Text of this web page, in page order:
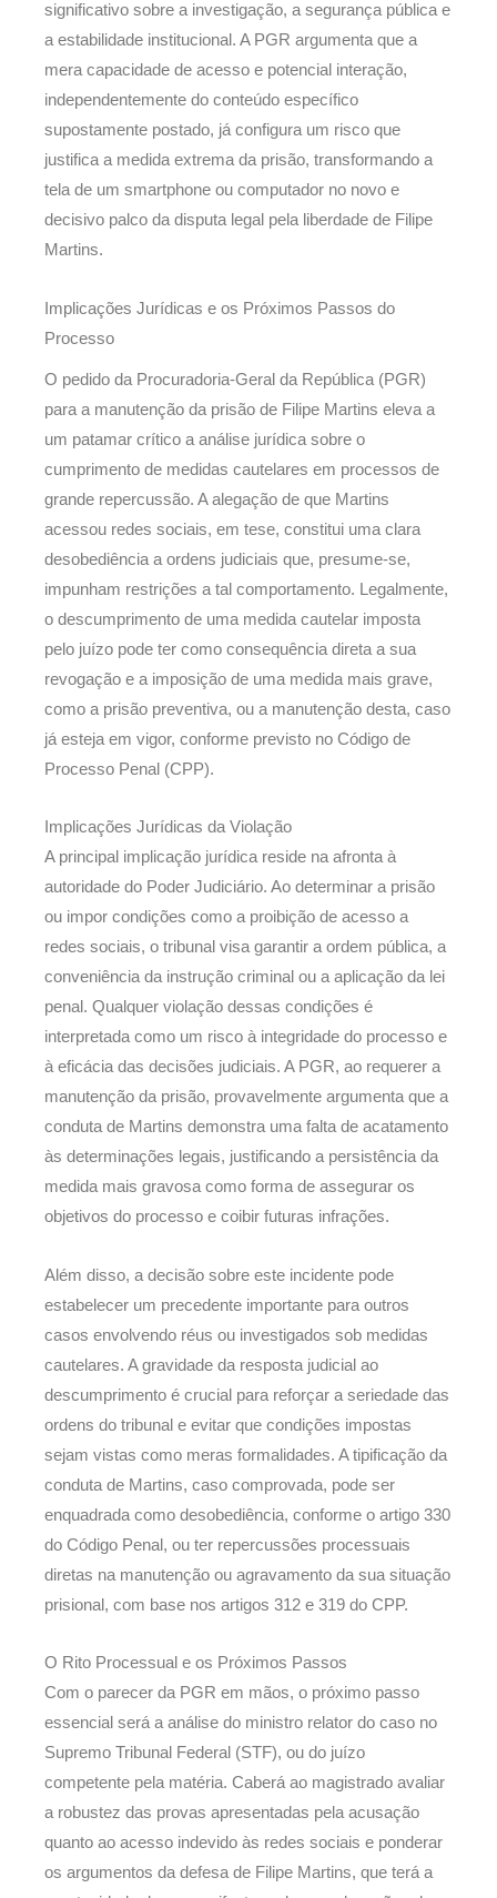
significativo sobre a investigação, a segurança pública e
a estabilidade institucional. A PGR argumenta que a
mera capacidade de acesso e potencial interação,
independentemente do conteúdo específico
supostamente postado, já configura um risco que
justifica a medida extrema da prisão, transformando a
tela de um smartphone ou computador no novo e
decisivo palco da disputa legal pela liberdade de Filipe
Martins.
Implicações Jurídicas e os Próximos Passos do
Processo
O pedido da Procuradoria-Geral da República (PGR)
para a manutenção da prisão de Filipe Martins eleva a
um patamar crítico a análise jurídica sobre o
cumprimento de medidas cautelares em processos de
grande repercussão. A alegação de que Martins
acessou redes sociais, em tese, constitui uma clara
desobediência a ordens judiciais que, presume-se,
impunham restrições a tal comportamento. Legalmente,
o descumprimento de uma medida cautelar imposta
pelo juízo pode ter como consequência direta a sua
revogação e a imposição de uma medida mais grave,
como a prisão preventiva, ou a manutenção desta, caso
já esteja em vigor, conforme previsto no Código de
Processo Penal (CPP).
Implicações Jurídicas da Violação
A principal implicação jurídica reside na afronta à
autoridade do Poder Judiciário. Ao determinar a prisão
ou impor condições como a proibição de acesso a
redes sociais, o tribunal visa garantir a ordem pública, a
conveniência da instrução criminal ou a aplicação da lei
penal. Qualquer violação dessas condições é
interpretada como um risco à integridade do processo e
à eficácia das decisões judiciais. A PGR, ao requerer a
manutenção da prisão, provavelmente argumenta que a
conduta de Martins demonstra uma falta de acatamento
às determinações legais, justificando a persistência da
medida mais gravosa como forma de assegurar os
objetivos do processo e coibir futuras infrações.
Além disso, a decisão sobre este incidente pode
estabelecer um precedente importante para outros
casos envolvendo réus ou investigados sob medidas
cautelares. A gravidade da resposta judicial ao
descumprimento é crucial para reforçar a seriedade das
ordens do tribunal e evitar que condições impostas
sejam vistas como meras formalidades. A tipificação da
conduta de Martins, caso comprovada, pode ser
enquadrada como desobediência, conforme o artigo 330
do Código Penal, ou ter repercussões processuais
diretas na manutenção ou agravamento da sua situação
prisional, com base nos artigos 312 e 319 do CPP.
O Rito Processual e os Próximos Passos
Com o parecer da PGR em mãos, o próximo passo
essencial será a análise do ministro relator do caso no
Supremo Tribunal Federal (STF), ou do juízo
competente pela matéria. Caberá ao magistrado avaliar
a robustez das provas apresentadas pela acusação
quanto ao acesso indevido às redes sociais e ponderar
os argumentos da defesa de Filipe Martins, que terá a